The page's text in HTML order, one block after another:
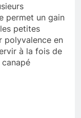
permet un gain
petites
polyvalence en
à la fois de